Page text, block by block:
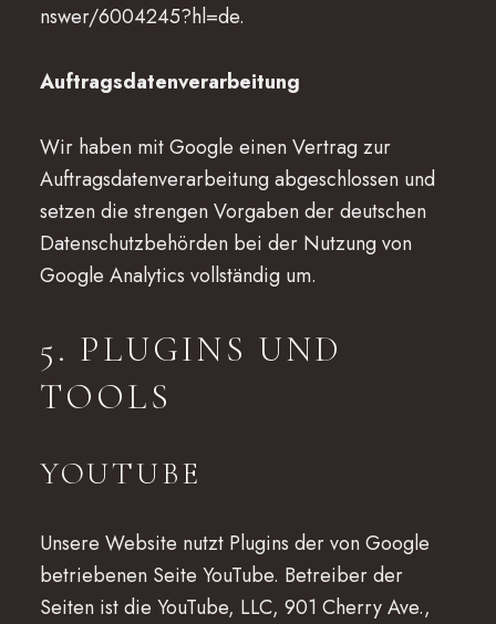
nswer/6004245?hl=de.
Auftragsdatenverarbeitung
Wir haben mit Google einen Vertrag zur
Auftragsdatenverarbeitung abgeschlossen und
setzen die strengen Vorgaben der deutschen
Datenschutzbehörden bei der Nutzung von
Google Analytics vollständig um.
5. PLUGINS UND
TOOLS
YOUTUBE
Unsere Website nutzt Plugins der von Google
betriebenen Seite YouTube. Betreiber der
Seiten ist die YouTube, LLC, 901 Cherry Ave.,